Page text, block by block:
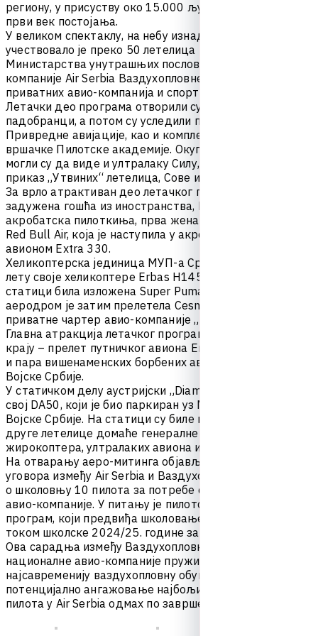
региону, у присуству око 15.000 љу
први век постојања.
У великом спектаклу, на небу изнад
учествовало је преко 50 летелица
Министарства унутрашњих послов
компаније Air Serbia Ваздухопловне
приватних авио-компанија и спорт
Летачки део програма отворили су
падобранци, а потом су уследили п
Привредне авијације, као и компле
вршачке Пилотске академије. Окуп
могли су да виде и ултралаку Силу,
приказ „Утвиних“ летелица, Сове и
За врло атрактиван део летачког п
задужена гошћа из иностранства, М
акробатска пилоткиња, прва жена
Red Bull Air, која је наступила у акро
авионом Extra 3 30.
Хеликоптерска јединица МУП-а Ср
лету своје хеликоптере Erbas H145
статици била изложена Super Puma
аеродром је затим прелетела Cesn
приватне чартер авио-компаније „
Главна атракција летачког програм
крају – прелет путничког авиона Er
и пара вишенаменских борбених ав
Војске Србије.
У статичком делу аустријски „Diam
свој DA50, који је био паркиран уз M
Војске Србије. На статици су биле п
друге летелице домаће генералне
жирокоптера, ултралаких авиона и
На отварању аеро-митинга објављ
уговора између Air Serbia и Ваздухо
о школовњу 10 пилота за потребе с
авио-компаније. У питању је пилотс
програм, који предвиђа школовање
током школске 2024/25. године за
Ова сарадња између Ваздухопловн
националне авио-компаније пружи
најсавременију ваздухопловну обук
потенцијално ангажовање најбољи
пилота у Air Serbia одмах по заврше